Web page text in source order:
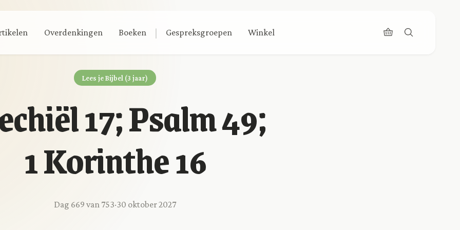
Overdenkingen Boeken | Gespreksgroepen Winkel
Lees je Bijbel (3 jaar)
17; Psalm 49;
1 Korinthe 16
Dag 669 van 753·30 oktober 2027